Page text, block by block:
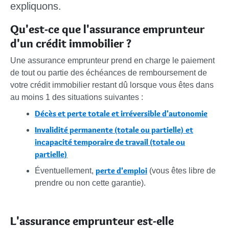
expliquons.
Qu'est-ce que l'assurance emprunteur
d'un crédit immobilier ?
Une assurance emprunteur prend en charge le paiement
de tout ou partie des échéances de remboursement de
votre crédit immobilier restant dû lorsque vous êtes dans
au moins 1 des situations suivantes :
Décès et perte totale et irréversible d'autonomie
Invalidité permanente (totale ou partielle) et
incapacité temporaire de travail (totale ou
partielle)
Éventuellement, perte d'emploi (vous êtes libre de
prendre ou non cette garantie).
L'assurance emprunteur est-elle